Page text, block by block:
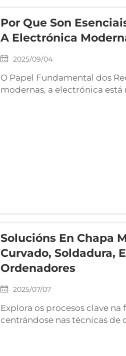
Por Que Son
A Electrónica
2025/09/04
O Papel Fundamental dos
modernas, a electrónica
Solucións En Chapa
Curvado, Soldadura,
Ordenadores
2025/07/07
Explora os procesos clave
centrándose nas técnicas de